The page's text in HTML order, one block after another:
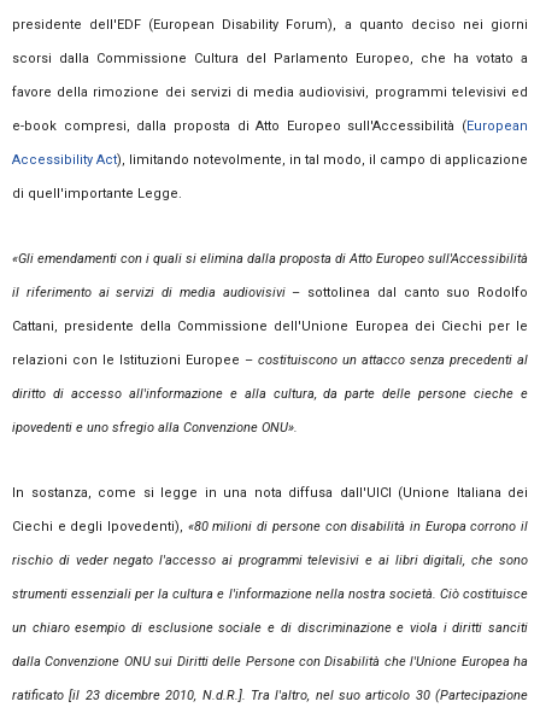
presidente dell'EDF (European Disability Forum), a quanto deciso nei giorni
scorsi dalla Commissione Cultura del Parlamento Europeo, che ha votato a
favore della rimozione dei servizi di media audiovisivi, programmi televisivi ed
e-book compresi, dalla proposta di Atto Europeo sull'Accessibilità (European
Accessibility Act), limitando notevolmente, in tal modo, il campo di applicazione
di quell'importante Legge.
«Gli emendamenti con i quali si elimina dalla proposta di Atto Europeo sull'Accessibilità
il riferimento ai servizi di media audiovisivi– sottolinea dal canto suo Rodolfo
Cattani, presidente della Commissione dell'Unione Europea dei Ciechi per le
relazioni con le Istituzioni Europee – costituiscono un attacco senza precedenti al
diritto di accesso all'informazione e alla cultura, da parte delle persone cieche e
ipovedenti e uno sfregio alla Convenzione ONU».
In sostanza, come si legge in una nota diffusa dall'UICI (Unione Italiana dei
Ciechi e degli Ipovedenti), «80 milioni di persone con disabilità in Europa corrono il
rischio di veder negato l'accesso ai programmi televisivi e ai libri digitali, che sono
strumenti essenziali per la cultura e l'informazione nella nostra società. Ciò costituisce
un chiaro esempio di esclusione sociale e di discriminazione e viola i diritti sanciti
dalla Convenzione ONU sui Diritti delle Persone con Disabilità che l'Unione Europea ha
ratificato [il 23 dicembre 2010, N.d.R.]. Tra l'altro, nel suo articolo 30 (Partecipazione